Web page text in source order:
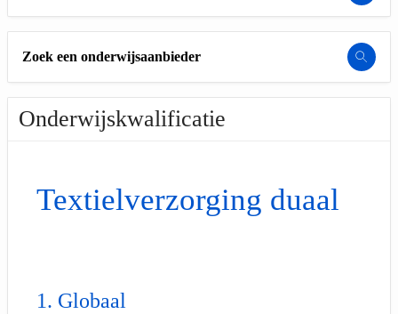
Zoek een onderwijsaanbieder
Onderwijskwalificatie
Textielverzorging duaal
Globaal